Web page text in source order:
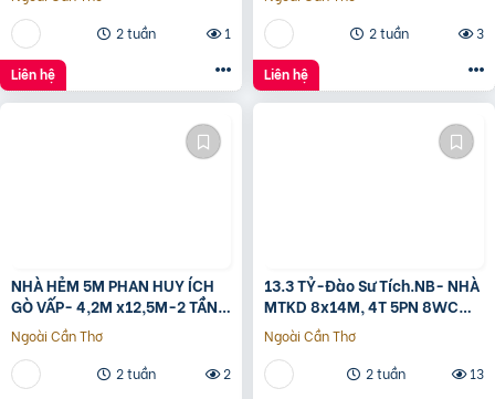
2 tuần
1
Liên hệ
2 tuần
3
Liên hệ
NHÀ HẺM 5M PHAN HUY ÍCH
GÒ VẤP- 4,2M x12,5M-2 TẦNG
– GIÁ 4,4 TỶ
Ngoài Cần Thơ
2 tuần
2
13.3 TỶ-Đào Sư Tích.NB- NHÀ
MTKD 8x14M, 4T 5PN 8WC
FULL NỘI THẤT GỖ ĐỎ
Ngoài Cần Thơ
2 tuần
13